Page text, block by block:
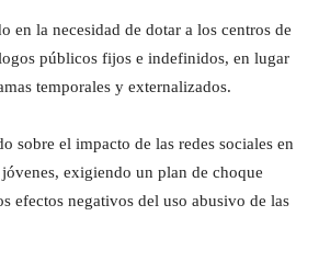
en la necesidad de dotar a los centros de
públicos fijos e indefinidos, en lugar
temporales y externalizados.
sobre el impacto de las redes sociales en
exigiendo un plan de choque
efectos negativos del uso abusivo de las